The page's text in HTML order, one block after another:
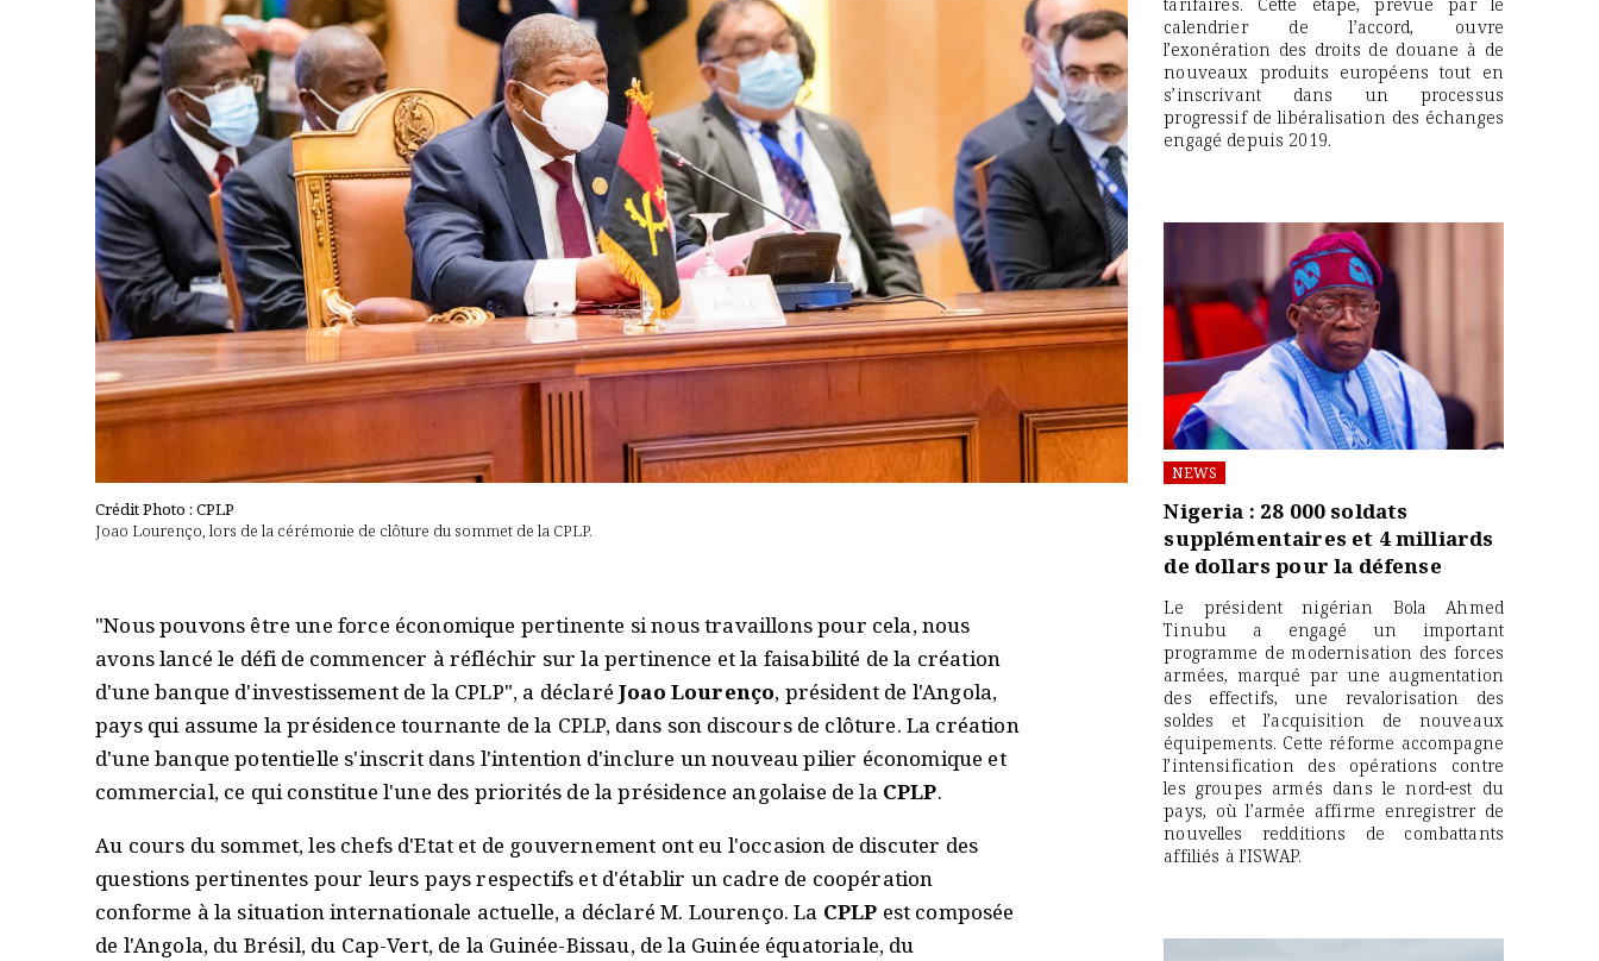
Crédit Photo : CPLP
Joao Lourenço, lors de la cérémonie de clôture du sommet de la CPLP.
"Nous pouvons être une force économique pertinente si nous travaillons pour cela, nous
avons lancé le défi de commencer à réfléchir sur la pertinence et la faisabilité de la création
d'une banque d'investissement de la CPLP", a déclaréJoao Lourenço, président de l'Angola,
pays qui assume la présidence tournante de la CPLP, dans son discours de clôture. La création
d'une banque potentielle s'inscrit dans l'intention d'inclure un nouveau pilier économique et
commercial, ce qui constitue l'une des priorités de la présidence angolaise de la CPLP.
Au cours du sommet, les chefs d'Etat et de gouvernement ont eu l'occasion de discuter des
questions pertinentes pour leurs pays respectifs et d'établir un cadre de coopération
conforme à la situation internationale actuelle, a déclaré M. Lourenço. La CPLP est composée
de l'Angola, du Brésil, du Cap-Vert, de la Guinée-Bissau, de la Guinée équatoriale, du
tarifaires. Cette étape, prévue par le
calendrier de l’accord, ouvre
l’exonération des droits de douane à de
nouveaux produits européens tout en
s’inscrivant dans un processus
progressif de libéralisation des échanges
engagé depuis 2019.
NEWS
Nigeria : 28 000 soldats
supplémentaires et 4 milliards
de dollars pour la défense
Le président nigérian Bola Ahmed
Tinubu a engagé un important
programme de modernisation des forces
armées, marqué par une augmentation
des effectifs, une revalorisation des
soldes et l’acquisition de nouveaux
équipements. Cette réforme accompagne
l’intensification des opérations contre
les groupes armés dans le nord-est du
pays, où l’armée affirme enregistrer de
nouvelles redditions de combattants
affiliés à l’ISWAP.